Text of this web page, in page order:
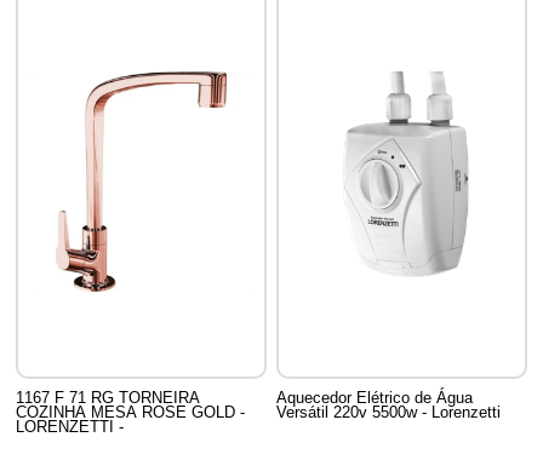
1167 F 71 RG TORNEIRA
COZINHA MESA ROSE GOLD -
LORENZETTI -
Aquecedor Elétrico de Água
Versátil 220v 5500w - Lorenzetti